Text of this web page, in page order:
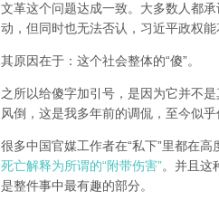
文革这个问题达成一致。大多数人都
动，但同时也无法否认，习近平政权
其原因在于：这个社会整体的“傻”。
之所以给傻字加引号，是因为它并不
风倒，这是我多年前的调侃，至今似
很多中国官媒工作者在“私下”里都在
死亡解释为所谓的“附带伤害”。并且这
是整件事中最有趣的部分。